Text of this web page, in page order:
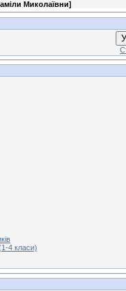
Миколаївни]
4 класи)